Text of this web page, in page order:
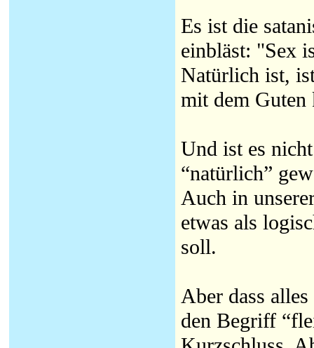
Es ist die
einbläst: "Sex
Natürlich ist,
mit dem Guten
Und ist es
“natürlich”
Auch in
etwas als
soll.
Aber dass
den Begriff